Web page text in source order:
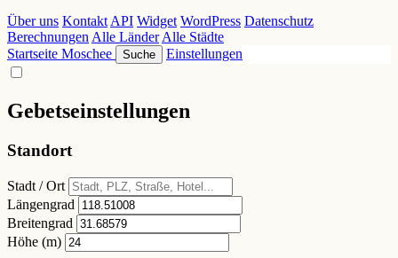
Über uns Kontakt API Widget WordPress Datenschutz
Berechnungen Alle Länder Alle Städte
Startseite Moschee Suche Einstellungen
Gebetseinstellungen
Standort
Stadt / Ort
Längengrad
Breitengrad
Höhe (m)